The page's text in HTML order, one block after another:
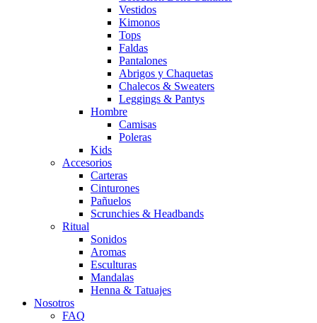
Vestidos
Kimonos
Tops
Faldas
Pantalones
Abrigos y Chaquetas
Chalecos & Sweaters
Leggings & Pantys
Hombre
Camisas
Poleras
Kids
Accesorios
Carteras
Cinturones
Pañuelos
Scrunchies & Headbands
Ritual
Sonidos
Aromas
Esculturas
Mandalas
Henna & Tatuajes
Nosotros
FAQ